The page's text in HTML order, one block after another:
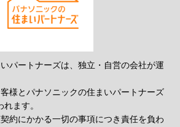
パートナーズは、独立・自営の会社が運
様とパナソニックの住まいパートナーズ
ます。
約にかかる一切の事項につき責任を負わ